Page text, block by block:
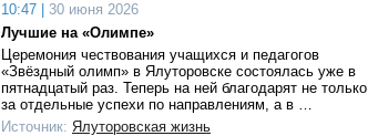
10:47 |
30 июня 2026
Лучшие на «Олимпе»
Церемония чествования учащихся и педагогов
«Звёздный олимп» в Ялуторовске состоялась уже в
пятнадцатый раз. Теперь на ней благодарят не только
за отдельные успехи по направлениям, а в …
Источник: Ялуторовская жизнь